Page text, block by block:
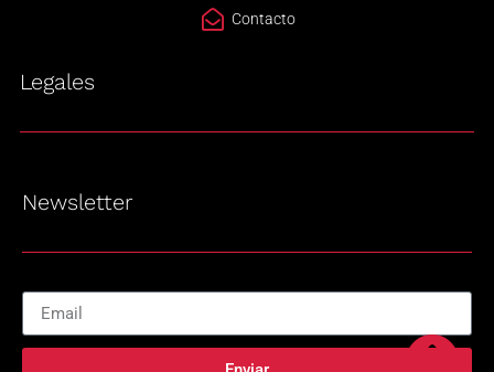
Contacto
Legales
Newsletter